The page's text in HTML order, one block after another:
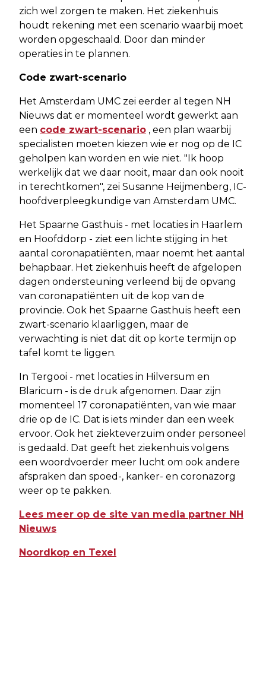
zich wel zorgen te maken. Het ziekenhuis
houdt rekening met een scenario waarbij moet
worden opgeschaald. Door dan minder
operaties in te plannen.
Code zwart-scenario
Het Amsterdam UMC zei eerder al tegen NH
Nieuws dat er momenteel wordt gewerkt aan
een code zwart-scenario , een plan waarbij
specialisten moeten kiezen wie er nog op de IC
geholpen kan worden en wie niet. "Ik hoop
werkelijk dat we daar nooit, maar dan ook nooit
in terechtkomen", zei Susanne Heijmenberg, IC-
hoofdverpleegkundige van Amsterdam UMC.
Het Spaarne Gasthuis - met locaties in Haarlem
en Hoofddorp - ziet een lichte stijging in het
aantal coronapatiënten, maar noemt het aantal
behapbaar. Het ziekenhuis heeft de afgelopen
dagen ondersteuning verleend bij de opvang
van coronapatiënten uit de kop van de
provincie. Ook het Spaarne Gasthuis heeft een
zwart-scenario klaarliggen, maar de
verwachting is niet dat dit op korte termijn op
tafel komt te liggen.
In Tergooi - met locaties in Hilversum en
Blaricum - is de druk afgenomen. Daar zijn
momenteel 17 coronapatiënten, van wie maar
drie op de IC. Dat is iets minder dan een week
ervoor. Ook het ziekteverzuim onder personeel
is gedaald. Dat geeft het ziekenhuis volgens
een woordvoerder meer lucht om ook andere
afspraken dan spoed-, kanker- en coronazorg
weer op te pakken.
Lees meer op de site van media partner NH
Nieuws
Noordkop en Texel